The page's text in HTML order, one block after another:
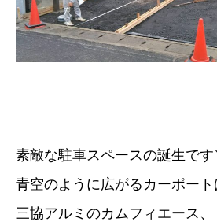
素敵な駐車スペースの誕生で
青空のように広がるカーポート
三協アルミのカムフィエース、